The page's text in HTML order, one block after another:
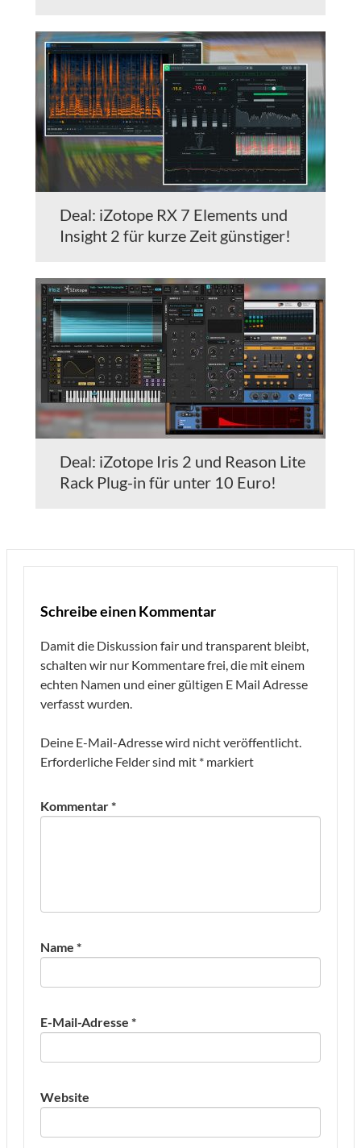
Deal: iZotope RX 7 Elements und
Insight 2 für kurze Zeit günstiger!
Deal: iZotope Iris 2 und Reason Lite
Rack Plug-in für unter 10 Euro!
Schreibe einen Kommentar
Damit die Diskussion fair und transparent bleibt,
schalten wir nur Kommentare frei, die mit einem
echten Namen und einer gültigen E Mail Adresse
verfasst wurden.
Deine E-Mail-Adresse wird nicht veröffentlicht.
Erforderliche Felder sind mit * markiert
Kommentar*
Name *
E-Mail-Adresse *
Website